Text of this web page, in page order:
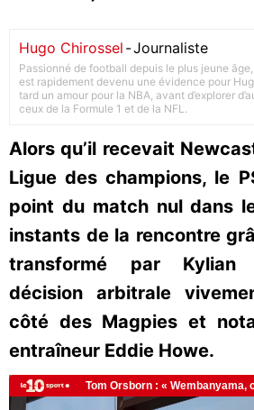
Hugo Chirossel -Journaliste
Passionné de football depuis le plus jeune
est rapidement devenu une évidence pour
tard un amour pour la NBA, avant d’explorer
ceux de la Formule 1 et de la NFL.
Alors qu’il recevait
Ligue des champions, le
point du match nul dans
instants de la rencontre
transformé par Kylian
décision arbitrale
côté des Magpies et
entraîneur Eddie Howe.